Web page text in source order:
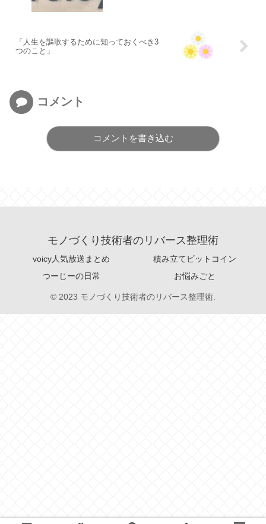
「人生を謳歌するために知っておくべき3
つのこと」
コメント
コメントを書き込む
モノづくり技術者のリバース整理術
voicy人気放送まとめ
積み立てビットコイン
つーじーの日常
お悩みごと
© 2023 モノづくり技術者のリバース整理術.